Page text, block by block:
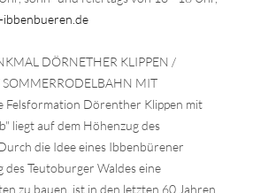
DÖRNETHER KLIPPEN /
MIT
Felsformation Dörenther Klippen mit
liegt auf dem Höhenzug des
die Idee eines Ibbenbürener
des Teutoburger Waldes eine
zu bauen, ist in den letzten 60 Jahren